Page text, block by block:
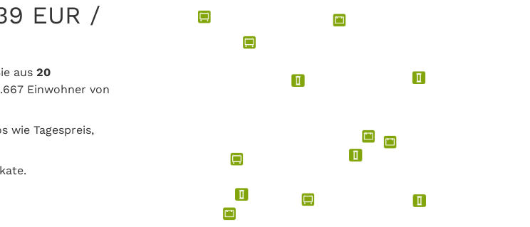
EUR /
aus 20
Einwohner von
wie Tagespreis,